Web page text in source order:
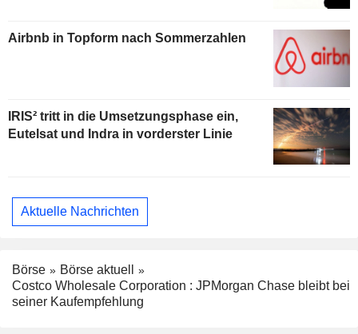
Airbnb in Topform nach Sommerzahlen
IRIS² tritt in die Umsetzungsphase ein,
Eutelsat und Indra in vorderster Linie
Aktuelle Nachrichten
Börse
Börse aktuell
Costco Wholesale Corporation : JPMorgan Chase bleibt bei
seiner Kaufempfehlung